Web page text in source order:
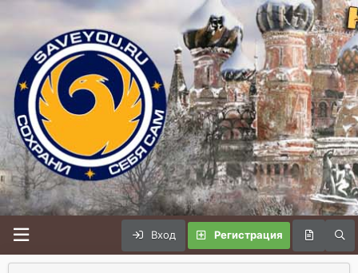
Вход Регистрация